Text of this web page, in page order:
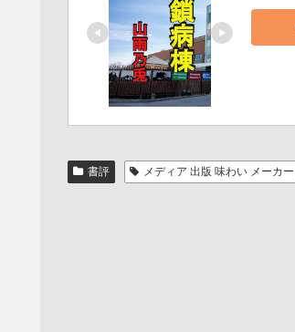
書評 メディア 出版 味わい メーカ